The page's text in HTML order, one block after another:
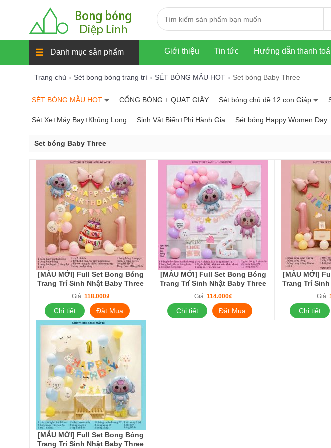
Danh mục sản phẩm Giới thiệu Tin tức Hướng dẫn thanh
Trang chủ Sét bong bóng trang trí SÉT BÓNG MẪU HOT Set bóng Baby Three
SÉT BÓNG MẪU HOT CỔNG BÓNG + QUẠT GIẤY Sét bóng chủ đề 12 con Giáp
Sét Xe+Máy Bay+Khủng Long Sinh Vật Biển+Phi Hành Gia Sét bóng Happy Women Day
Set bóng Baby Three
[MẪU MỚI] Full Set Bong Bóng
Trang Trí Sinh Nhật Baby Three
Thỏ Cho Bé Phụ Kiện Decor
Đángyêu
Giá:118.000₫
Chi tiết Đặt Mua
[MẪU MỚI] Full Set Bong Bóng
Trang Trí Sinh Nhật Baby Three
Thỏ Cho Bé Phụ Kiện Decor
Kute
Giá:114.000₫
Chi tiết Đặt Mua
[MẪU MỚI]
Trang Trí
Thỏ Cho Bé
Giá:
Chi tiết
[MẪU MỚI] Full Set Bong Bóng
Trang Trí Sinh Nhật Baby Three